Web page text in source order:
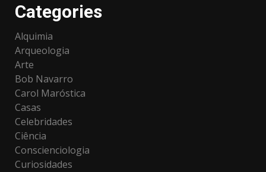
Categories
Alquimia
Arqueologia
Arte
Bob Navarro
Carol Maróstica
Casas
Celebridades
Ciência
Conscienciologia
Curiosidades